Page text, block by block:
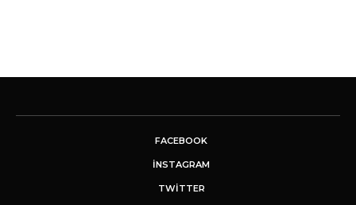
FACEBOOK
INSTAGRAM
TWITTER